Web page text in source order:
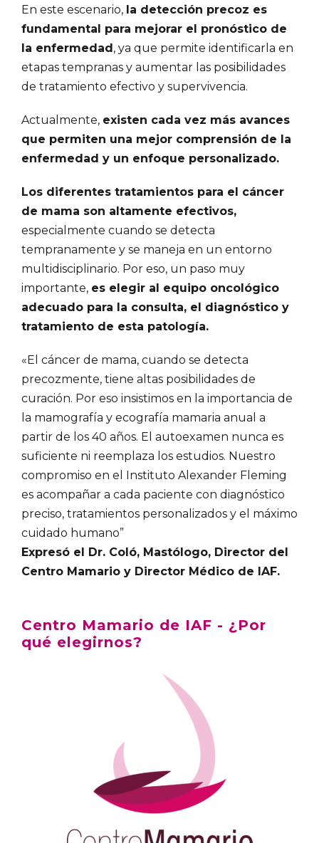
En este escenario, la detección precoz es
fundamental para mejorar el pronóstico de
la enfermedad , ya que permite identificarla en
etapas tempranas y aumentar las posibilidades
de tratamiento efectivo y supervivencia.
Actualmente, existen cada vez más avances
que permiten una mejor comprensión de la
enfermedad y un enfoque personalizado.
Los diferentes tratamientos para el cáncer
de mama son altamente efectivos,
especialmente cuando se detecta
tempranamente y se maneja en un entorno
multidisciplinario. Por eso, un paso muy
importante, es elegir al equipo oncológico
adecuado para la consulta, el diagnóstico y
tratamiento de esta patología.
«El cáncer de mama, cuando se detecta
precozmente, tiene altas posibilidades de
curación. Por eso insistimos en la importancia de
la mamografía y ecografía mamaria anual a
partir de los 40 años. El autoexamen nunca es
suficiente ni reemplaza los estudios. Nuestro
compromiso en el Instituto Alexander Fleming
es acompañar a cada paciente con diagnóstico
preciso, tratamientos personalizados y el máximo
cuidado humano”
Expresó el Dr. Coló, Mastólogo, Director del
Centro Mamario y Director Médico de IAF.
Centro Mamario de IAF - ¿Por
qué elegirnos?